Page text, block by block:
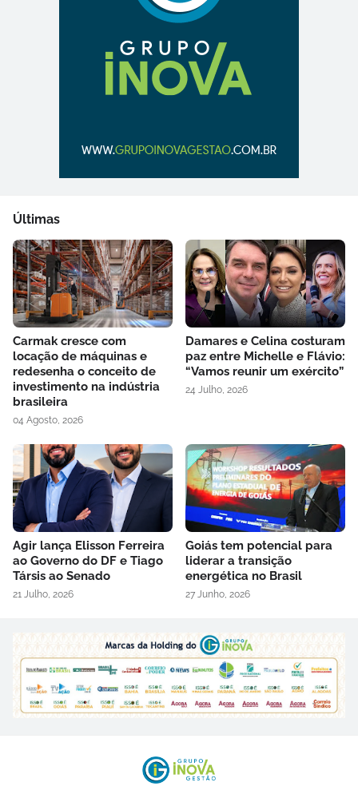
Últimas
Carmak cresce com
locação de máquinas e
redesenha o conceito de
investimento na indústria
brasileira
04 Agosto, 2026
Damares e Celina costuram
paz entre Michelle e Flávio:
“Vamos reunir um exército”
24 Julho, 2026
Agir lança Elisson Ferreira
ao Governo do DF e Tiago
Társis ao Senado
21 Julho, 2026
Goiás tem potencial para
liderar a transição
energética no Brasil
27 Junho, 2026